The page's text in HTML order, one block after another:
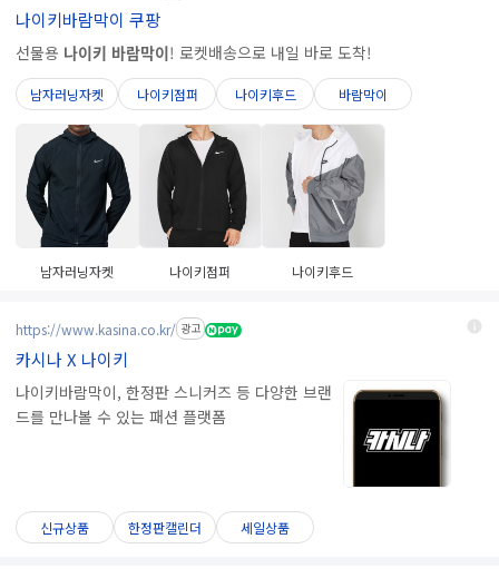
나이키바람막이 쿠팡
선물용 나이키 바람막이! 로켓배송으로 내일 바로 도착!
남자러닝자켓 나이키점퍼 나이키후드 바람막이
남자러닝자켓 나이키점퍼 나이키후드
https://www.kasina.co.kr/ 광고
카시나 X 나이키
나이키바람막이, 한정판 스니커즈 등 다양한 브랜
드를 만나볼 수 있는 패션 플랫폼
신규상품 한정판캘린더 세일상품